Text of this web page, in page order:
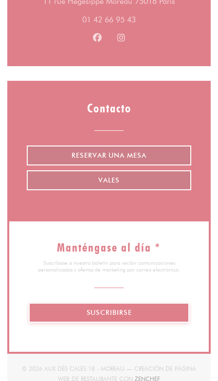
01 42 66 95 43
Facebook ((abre en una nueva
Instagram ((abre en una
Contacto
RESERVAR UNA MESA
VALES
Manténgase al día *
Suscríbase a nuestro boletín para recibir comunicaciones
personalizadas y ofertas de marketing por correo electrónico.
SUSCRIBIRSE
© 2026 AUX DÉS CALÉS 18 - MOREAU — CREACIÓN DE PÁGINA
WEB DE RESTAURANTE CON ZENCHEF((ABRE EN UNA